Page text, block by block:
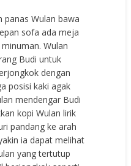
panas Wulan bawa
sofa ada meja
Wulan
Budi untuk
dengan
posisi kaki agak
mendengar Budi
kopi Wulan lirik
pandang ke arah
ia dapat melihat
yang tertutup